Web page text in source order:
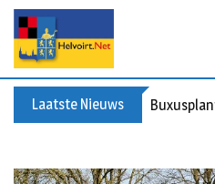
Laatste Nieuws